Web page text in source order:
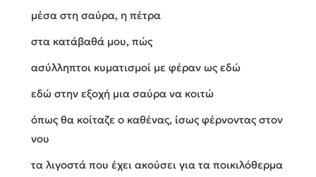
μέσα στη σαύρα, η πέτρα
στα κατάβαθά μου, πώς
ασύλληπτοι κυματισμοί με φέραν ως εδώ
εδώ στην εξοχή μια σαύρα να κοιτώ
όπως θα κοίταζε ο καθένας, ίσως φέρνοντας στον
νου
τα λιγοστά που έχει ακούσει για τα ποικιλόθερμα